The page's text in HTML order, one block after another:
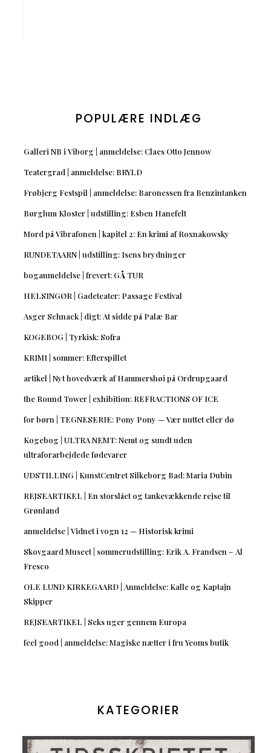
POPULÆRE INDLÆG
Galleri NB i Viborg | anmeldelse: Claes Otto Jennow
Teatergrad | anmeldelse: BRYLD
Frøbjerg Festspil | anmeldelse: Baronessen fra Benzintanken
Børglum Kloster | udstilling: Esben Hanefelt
Mord på Vibrafonen | kapitel 2: En krimi af Roxnakowsky
RUNDETAARN | udstilling: Isens brydninger
boganmeldelse | frevert: GÅ TUR
HELSINGØR | Gadeteater: Passage Festival
Asger Schnack | digt: At sidde på Palæ Bar
KOGEBOG | Tyrkisk: Sofra
KRIMI | sommer: Efterspillet
artikel | Nyt hovedværk af Hammershøi på Ordrupgaard
the Round Tower | exhibition: REFRACTIONS OF ICE
for børn | TEGNESERIE: Pony Pony — Vær nuttet eller dø
Kogebog | ULTRA NEMT: Nemt og sundt uden
ultraforarbejdede fødevarer
UDSTILLING | KunstCentret Silkeborg Bad: Maria Dubin
REJSEARTIKEL | En storslået og tankevækkende rejse til
Grønland
anmeldelse | Vidnet i vogn 12 — Historisk krimi
Skovgaard Museet | sommerudstilling: Erik A. Frandsen – Al
Fresco
OLE LUND KIRKEGAARD | Anmeldelse: Kalle og Kaptajn
Skipper
REJSEARTIKEL | Seks uger gennem Europa
feel good | anmeldelse: Magiske nætter i fru Yeoms butik
KATEGORIER